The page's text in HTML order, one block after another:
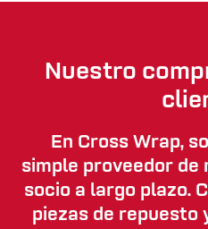
Nuestro
En Cross Wrap,
simple proveedor de
socio a largo plazo.
piezas de repuesto